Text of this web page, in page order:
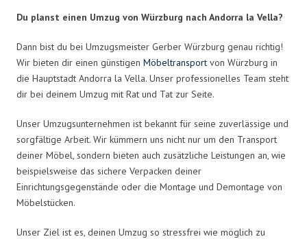
Du planst einen Umzug von Würzburg nach Andorra la Vella?
Dann bist du bei Umzugsmeister Gerber Würzburg genau richtig!
Wir bieten dir einen günstigen Möbeltransport von Würzburg in
die Hauptstadt Andorra la Vella. Unser professionelles Team steht
dir bei deinem Umzug mit Rat und Tat zur Seite.
Unser Umzugsunternehmen ist bekannt für seine zuverlässige und
sorgfältige Arbeit. Wir kümmern uns nicht nur um den Transport
deiner Möbel, sondern bieten auch zusätzliche Leistungen an, wie
beispielsweise das sichere Verpacken deiner
Einrichtungsgegenstände oder die Montage und Demontage von
Möbelstücken.
Unser Ziel ist es, deinen Umzug so stressfrei wie möglich zu